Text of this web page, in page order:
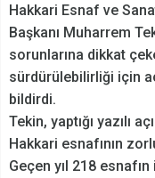
Hakkari Esnaf ve
Başkanı Muharrem
sorunlarına dikkat
sürdürülebilirliği için
bildirdi.
Tekin, yaptığı yazılı
Hakkari esnafının
Geçen yıl 218